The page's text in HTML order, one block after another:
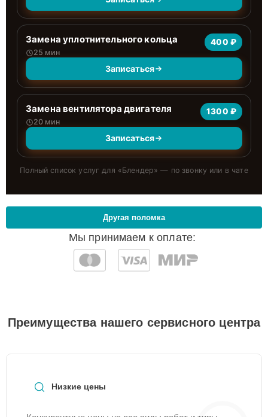
Замена уплотнительного кольца
25 мин
400 ₽
Записаться
Замена вентилятора двигателя
20 мин
1300 ₽
Записаться
Полный список услуг для «Блендер» — по звонку или в чате
Мы принимаем к оплате:
Другая поломка
Преимущества нашего сервисного центра
Низкие цены